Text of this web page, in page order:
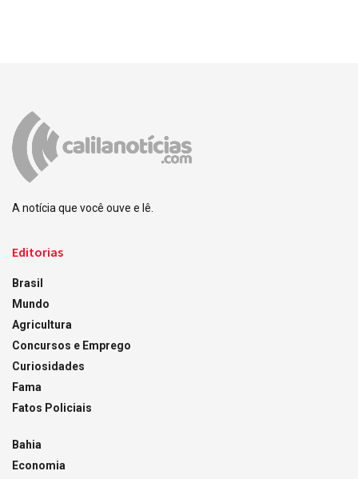
A notícia que você ouve e lê.
Editorias
Brasil
Mundo
Agricultura
Concursos e Emprego
Curiosidades
Fama
Fatos Policiais
Bahia
Economia